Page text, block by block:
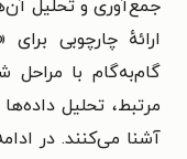
جمع‌آوری و تحلیل
ارائهٔ چارچوبی
گام‌به‌گام با
مرتبط، تحلیل
آشنا می‌کنند. در